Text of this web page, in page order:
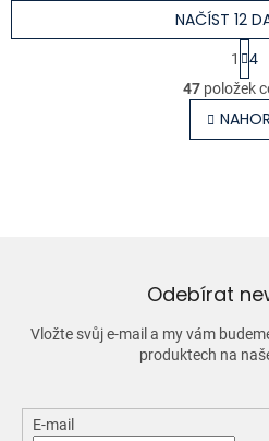
O
v
l
á
v
k
y
v
ý
i
NAČÍST 12
S
t
r
á
n
k
1
4
47položek
Odebírat
Vložte svůj e-mail a my vám
produktech na
E-mail